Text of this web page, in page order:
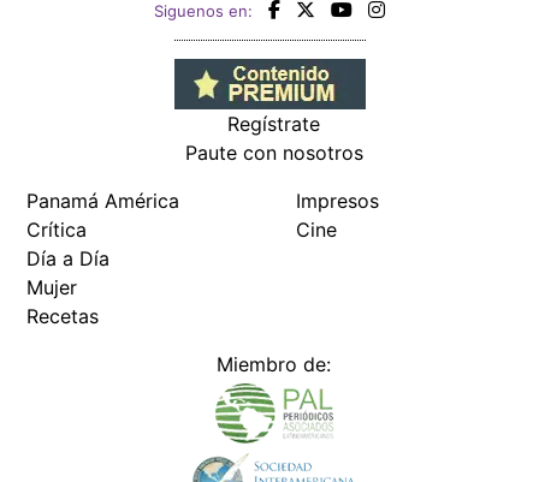
Siguenos en:
Regístrate
Paute con nosotros
Panamá América
Crítica
Día a Día
Mujer
Recetas
Impresos
Cine
Miembro de: